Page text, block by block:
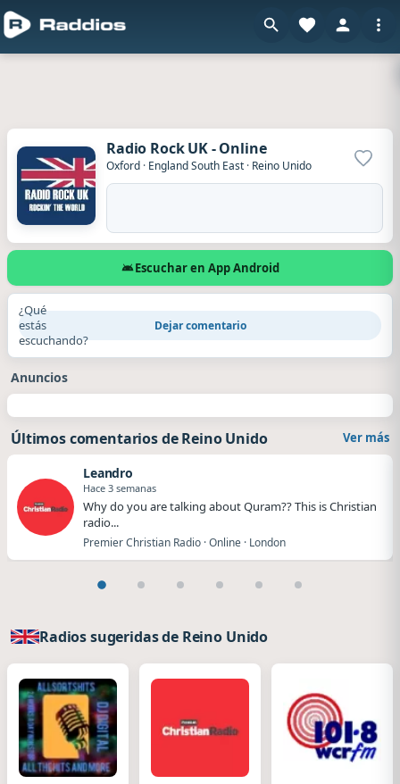
Radio Rock UK - Online
Oxford · England South East · Reino Unido
Escuchar en App Android
¿Qué
estás
escuchando?
Dejar comentario
Anuncios
Últimos comentarios de Reino Unido Ver más
Leandro
Hace 3 semanas
Why do you are talking about Quram?? This is Christian
radio...
Premier Christian Radio · Online · London
Radios sugeridas de Reino Unido